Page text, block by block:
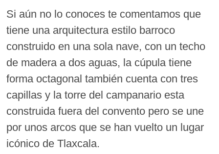
Si aún no lo conoces te comentamos que
tiene una arquitectura estilo barroco
construido en una sola nave, con un techo
de madera a dos aguas, la cúpula tiene
forma octagonal también cuenta con tres
capillas y la torre del campanario esta
construida fuera del convento pero se une
por unos arcos que se han vuelto un lugar
icónico de Tlaxcala.